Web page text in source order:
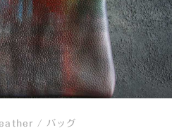
/ バッグ